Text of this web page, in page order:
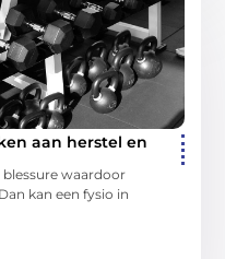
aan herstel en
blessure waardoor
kan een fysio in